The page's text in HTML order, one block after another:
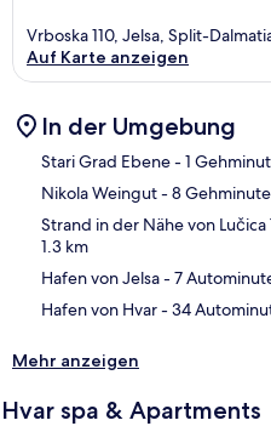
Vrboska 110, Jelsa, Split-
Auf Karte anzeigen
In der Umgebung
Stari Grad Ebene- 1
Nikola Weingut- 8
Strand in der Nähe von Lučica
1.3 km
Hafen von Jelsa- 7
Hafen von Hvar- 34
Mehr anzeigen
Hvar spa & Apartments